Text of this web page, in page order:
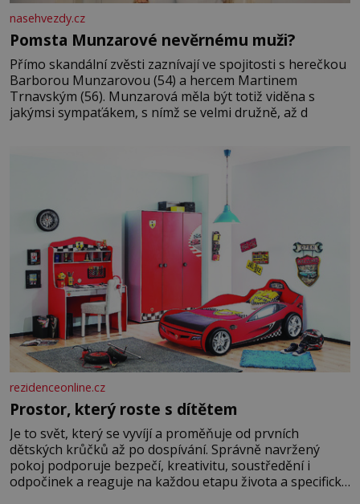
nasehvezdy.cz
Pomsta Munzarové nevěrnému muži?
Přímo skandální zvěsti zaznívají ve spojitosti s herečkou
Barborou Munzarovou (54) a hercem Martinem
Trnavským (56). Munzarová měla být totiž viděna s
jakýmsi sympaťákem, s nímž se velmi družně, až d
rezidenceonline.cz
Prostor, který roste s dítětem
Je to svět, který se vyvíjí a proměňuje od prvních
dětských krůčků až po dospívání. Správně navržený
pokoj podporuje bezpečí, kreativitu, soustředění i
odpočinek a reaguje na každou etapu života a specifické